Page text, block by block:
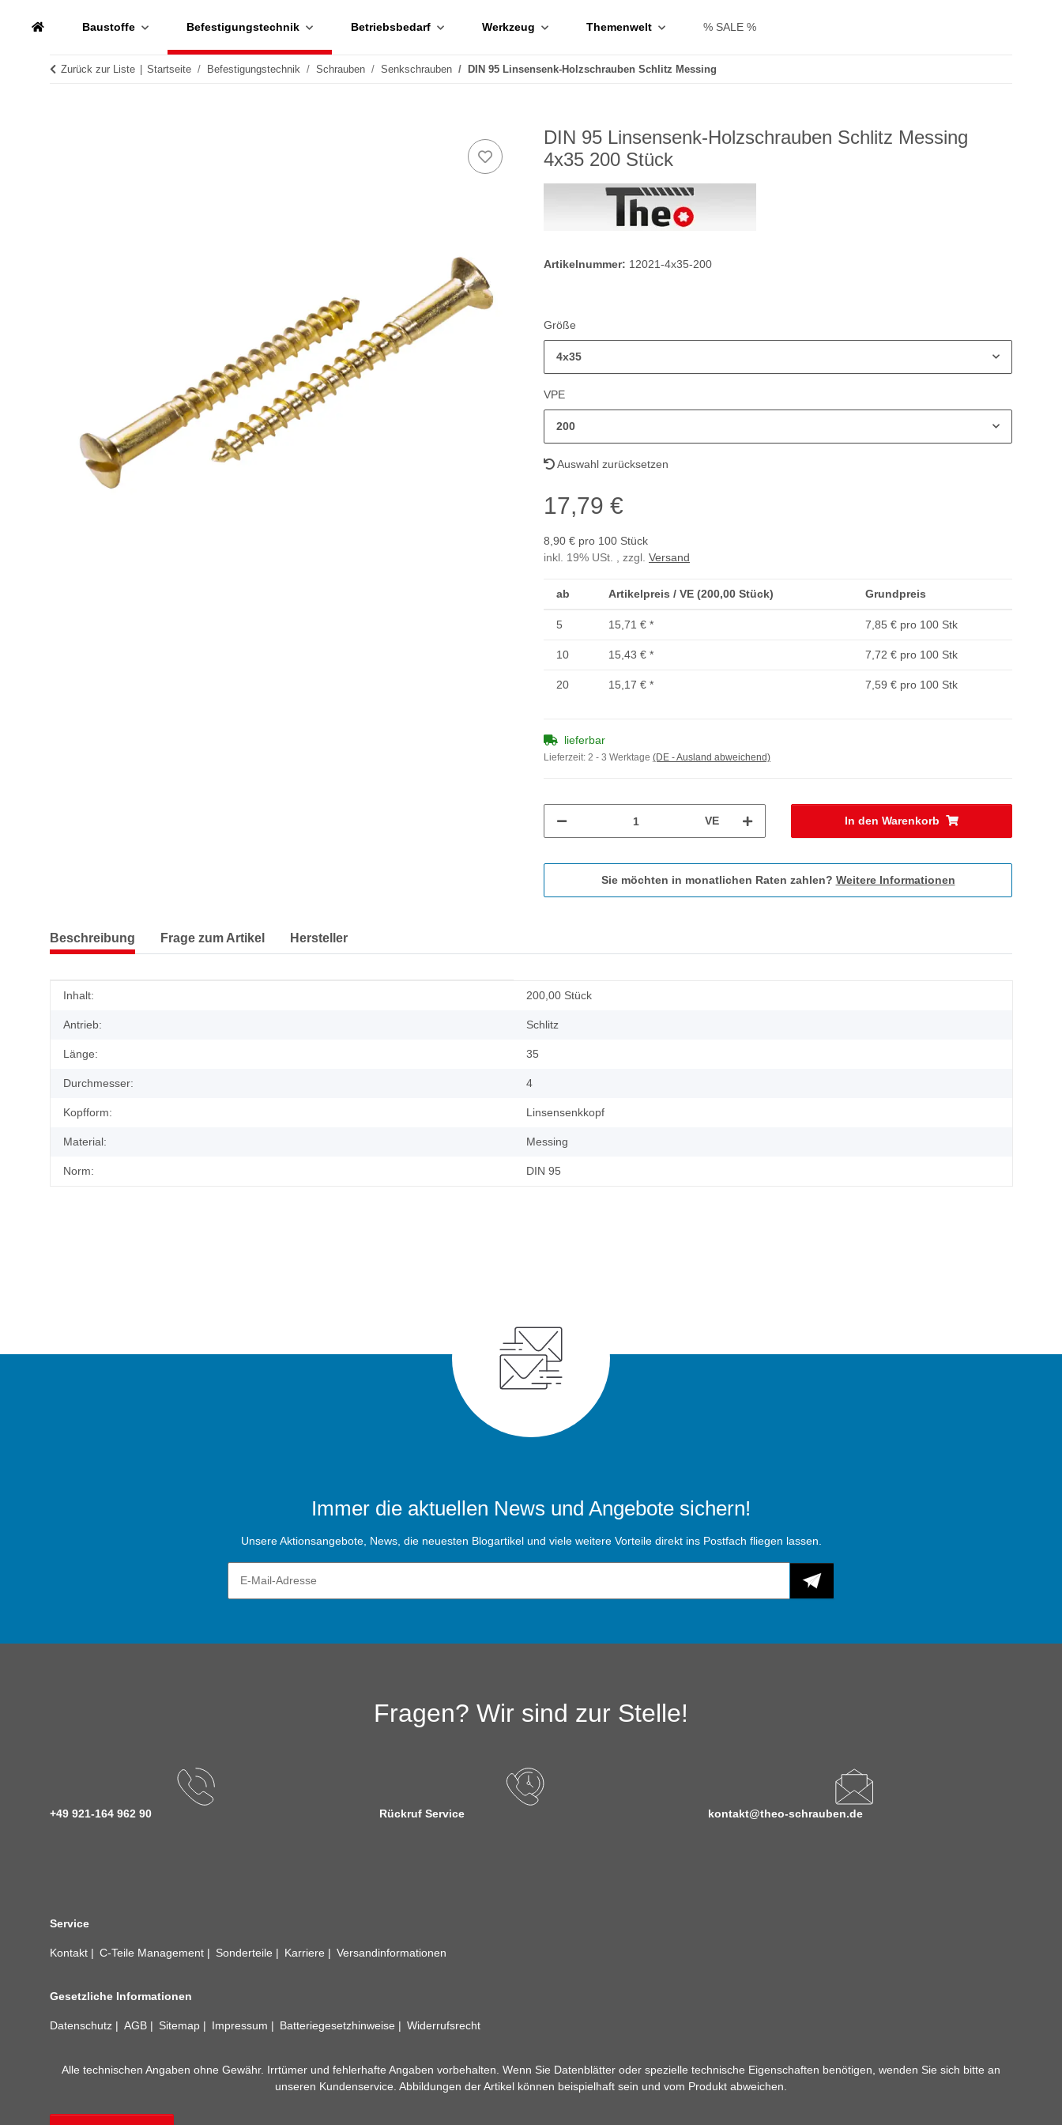
Baustoffe Befestigungstechnik Betriebsbedarf Werkzeug Themenwelt % SALE %
Zurück zur Liste Startseite Befestigungstechnik Schrauben Senkschrauben DIN 95 Linsensenk-Holzschrauben Schlitz Messing
DIN 95 Linsensenk-Holzschrauben Schlitz Messing
4x35 200 Stück
Artikelnummer: 12021-4x35-200
Größe
4x35
VPE
200
Auswahl zurücksetzen
17,79 €
8,90 € pro 100 Stück
inkl. 19% USt. , zzgl. Versand
ab Artikelpreis / VE (200,00 Stück) Grundpreis
5 15,71 € * 7,85 € pro 100 Stk
10 15,43 € * 7,72 € pro 100 Stk
20 15,17 € * 7,59 € pro 100 Stk
lieferbar
Lieferzeit: 2 - 3 Werktage (DE - Ausland abweichend)
VE In den Warenkorb
Sie möchten in monatlichen Raten zahlen? Weitere Informationen
Beschreibung Frage zum Artikel Hersteller
Produkteigenschaft
Wert
Inhalt: 200,00 Stück
Antrieb: Schlitz
Länge: 35
Durchmesser: 4
Kopfform: Linsensenkkopf
Material: Messing
Norm: DIN 95
Immer die aktuellen News und Angebote sichern!
Unsere Aktionsangebote, News, die neuesten Blogartikel und viele weitere Vorteile direkt ins Postfach fliegen lassen.
Fragen? Wir sind zur Stelle!
+49 921-164 962 90 Rückruf Service kontakt@theo-schrauben.de
Service
Kontakt C-Teile Management Sonderteile Karriere Versandinformationen
Gesetzliche Informationen
Datenschutz AGB Sitemap Impressum Batteriegesetzhinweise Widerrufsrecht
Alle technischen Angaben ohne Gewähr. Irrtümer und fehlerhafte Angaben vorbehalten. Wenn Sie Datenblätter oder spezielle technische Eigenschaften benötigen, wenden Sie sich bitte an
unseren Kundenservice. Abbildungen der Artikel können beispielhaft sein und vom Produkt abweichen.